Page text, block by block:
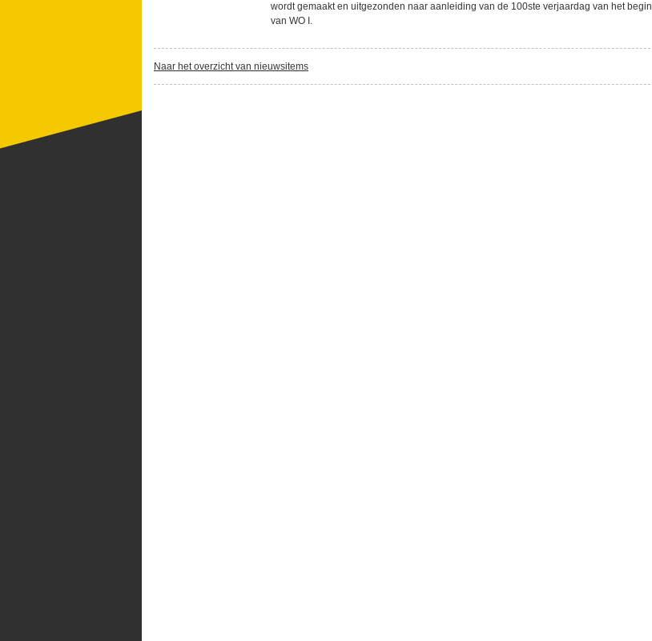
wordt gemaakt en uitgezonden naar aanleiding van de 100ste verjaardag van het begin
van WO I.
Naar het overzicht van nieuwsitems